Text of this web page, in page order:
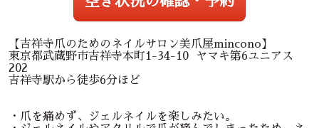
【吉祥寺爪のためのネイルサロン美爪屋mincono】
東京都武蔵野市吉祥寺本町1-34-10 ヤマキ第6ユニアス
202
吉祥寺駅から徒歩6分ほど
・爪を痛めず、ジェルネイルを楽しみたい。